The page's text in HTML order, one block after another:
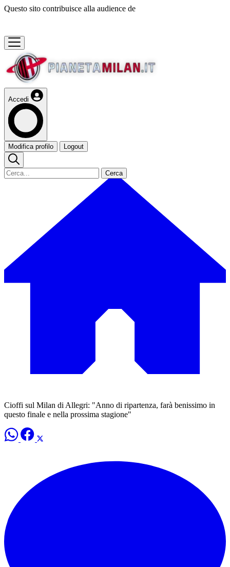
Questo sito contribuisce alla audience de
Accedi
Modifica profilo Logout
Cerca
Cioffi sul Milan di Allegri: "Anno di ripartenza, farà benissimo in
questo finale e nella prossima stagione"